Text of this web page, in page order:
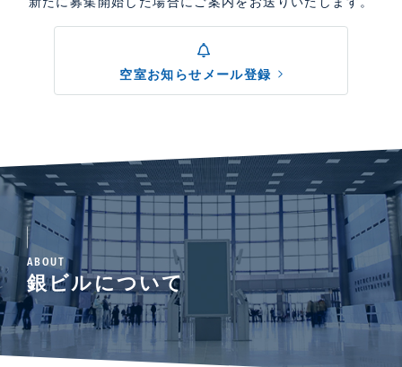
空室お知らせメール登録
ABOUT
銀ビルについて